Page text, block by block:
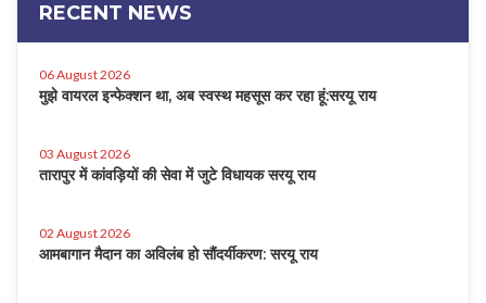
RECENT NEWS
06 August 2026
मुझे वायरल इन्फेक्शन था, अब स्वस्थ महसूस कर रहा हूं:सरयू राय
03 August 2026
तारापुर में कांवड़ियों की सेवा में जुटे विधायक सरयू राय
02 August 2026
आमबागान मैदान का अविलंब हो सौंदर्यीकरण: सरयू राय